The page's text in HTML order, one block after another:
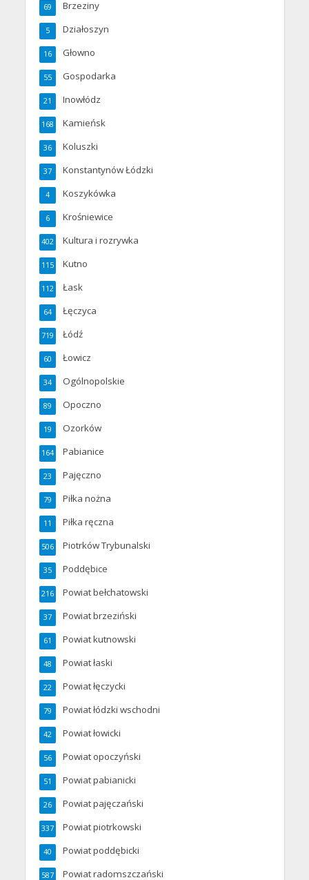
Brzeziny
69
Działoszyn
5
Głowno
16
Gospodarka
55
Inowłódz
21
Kamieńsk
168
Koluszki
36
Konstantynów Łódzki
37
Koszykówka
4
Krośniewice
6
Kultura i rozrywka
402
Kutno
115
Łask
112
Łęczyca
64
Łódź
719
Łowicz
60
Ogólnopolskie
34
Opoczno
89
Ozorków
19
Pabianice
164
Pajęczno
23
Piłka nożna
79
Piłka ręczna
11
Piotrków Trybunalski
506
Poddębice
35
Powiat bełchatowski
216
Powiat brzeziński
37
Powiat kutnowski
61
Powiat łaski
48
Powiat łęczycki
22
Powiat łódzki wschodni
79
Powiat łowicki
42
Powiat opoczyński
56
Powiat pabianicki
51
Powiat pajęczański
26
Powiat piotrkowski
337
Powiat poddębicki
40
Powiat radomszczański
587